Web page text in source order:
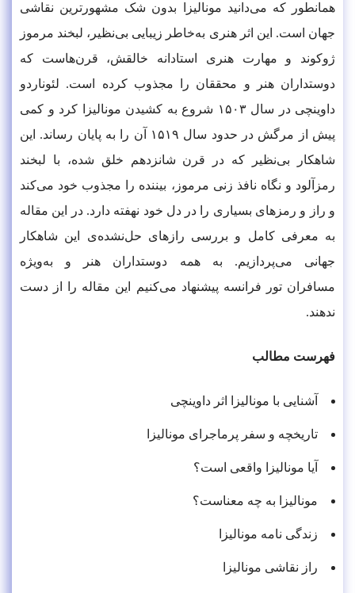
همانطور که می‌دانید مونالیزا بدون شک مشهورترین نقاشی
جهان است. این اثر هنری به‌خاطر زیبایی بی‌نظیر، لبخند مرموز
ژوکوند و مهارت هنری استادانه خالقش، قرن‌هاست که
دوستداران هنر و محققان را مجذوب کرده است. لئوناردو
داوینچی در سال ۱۵۰۳ شروع به کشیدن مونالیزا کرد و کمی
پیش از مرگش در حدود سال ۱۵۱۹ آن را به پایان رساند. این
شاهکار بی‌نظیر که در قرن شانزدهم خلق شده، با لبخند
رمزآلود و نگاه نافذ زنی مرموز، بیننده را مجذوب خود می‌کند
و راز و رمزهای بسیاری را در دل خود نهفته دارد. در این مقاله
به معرفی کامل و بررسی رازهای حل‌نشده‌ی این شاهکار
جهانی می‌پردازیم. به همه دوستداران هنر و به‌ویژه
مسافران تور فرانسه پیشنهاد می‌کنیم این مقاله را از دست
ندهند.
فهرست مطالب
آشنایی با مونالیزا اثر داوینچی
تاریخچه و سفر پرماجرای مونالیزا
آیا مونالیزا واقعی است؟
مونالیزا به چه معناست؟
زندگی نامه مونالیزا
راز نقاشی مونالیزا